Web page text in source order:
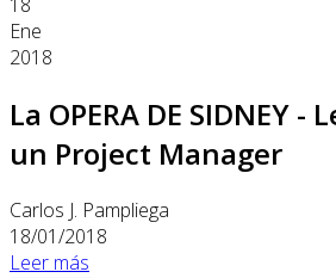
Ene
2018
La OPERA DE SIDNEY -
un Project Manager
Carlos J. Pampliega
18/01/2018
Leer más